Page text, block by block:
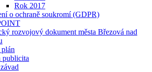
Rok 2017
o ochraně soukromí (GDPR)
rozvojový dokument města Březová nad
publicita